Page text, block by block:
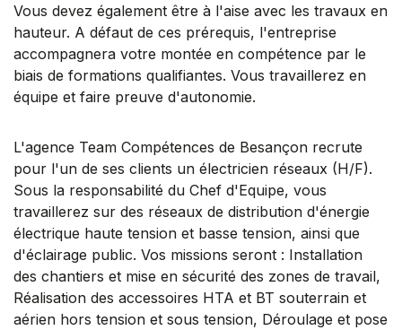
Vous devez également être à l'aise avec les travaux en
hauteur. A défaut de ces prérequis, l'entreprise
accompagnera votre montée en compétence par le
biais de formations qualifiantes. Vous travaillerez en
équipe et faire preuve d'autonomie.
L'agence Team Compétences de Besançon recrute
pour l'un de ses clients un électricien réseaux (H/F).
Sous la responsabilité du Chef d'Equipe, vous
travaillerez sur des réseaux de distribution d'énergie
électrique haute tension et basse tension, ainsi que
d'éclairage public. Vos missions seront : Installation
des chantiers et mise en sécurité des zones de travail,
Réalisation des accessoires HTA et BT souterrain et
aérien hors tension et sous tension, Déroulage et pose